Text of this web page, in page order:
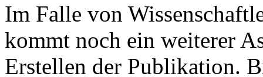
Im Falle von
kommt noch ein weiterer
Erstellen der Publikation.